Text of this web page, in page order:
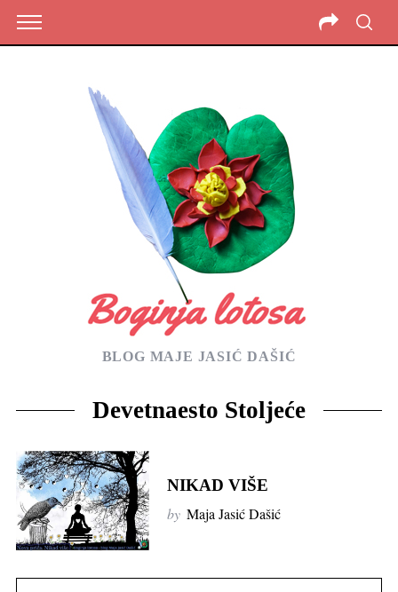
BLOG MAJE JASIĆ DAŠIĆ
Devetnaesto Stoljeće
NIKAD VIŠE
by Maja Jasić Dašić